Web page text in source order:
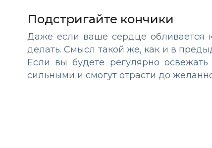
Подстригайте кончики
Даже если ваше сердце обливается
делать. Смысл такой же, как и в
Если вы будете регулярно
сильными и смогут отрасти до